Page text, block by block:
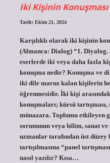
Iki Kişinin
Tarih: Ekim 21, 2024
Karşılıklı olarak iki kişinin
(Almanca: Dialog) “1.
eserlerde iki veya daha fazla
konuşma nedir? Konuşma ve
iki dile maruz kalan kişilerin
öğrenmesidir. İki kişi
konuşmaları; kürsü
münazara. Toplumu etkileyen
sorununun veya bilim, sanat
uzmanlar tarafından üst
tartışılmasına “panel
nasıl yazılır? Kısa…